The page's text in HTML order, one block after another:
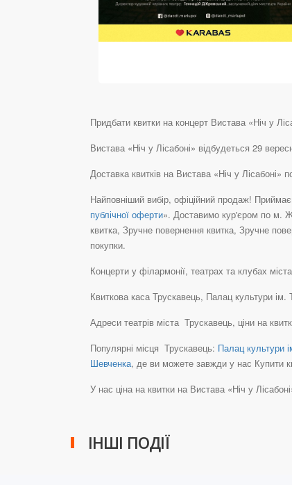
Придбати квитки на концерт Вистава «Ніч у
Вистава «Ніч у Лісабоні» відбудеться 29
Доставка квитків на Вистава «Ніч у
Найповніший вибір, офіційний продаж!
публічної оферти». Доставимо кур'єром по м.
квитка, Зручне повернення квитка, Зручне
покупки.
Концерти у філармонії, театрах та клубах міста
Квиткова каса Трускавець, Палац культури
Адреси театрів міста Трускавець, ціни на
Популярні місця Трускавець: Палац культури
Шевченка, де ви можете завжди у нас Купити
У нас ціна на квитки на Вистава «Ніч у
ІНШІ ПОДІЇ